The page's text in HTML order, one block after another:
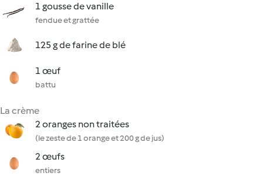
1 gousse de vanille
fendue et grattée
125 g de farine de blé
1 œuf
battu
La crème
2 oranges non traitées
(le zeste de 1 orange et 200 g de jus)
2 œufs
entiers